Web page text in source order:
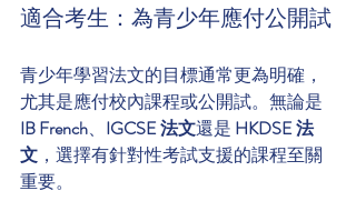
適合考生：為青少年應付公開試
青少年學習法文的目標通常更為明確，
尤其是應付校內課程或公開試。無論是
IB French、 IGCSE 法文還是 HKDSE 法
文 ，選擇有針對性考試支援的課程至關
重要。